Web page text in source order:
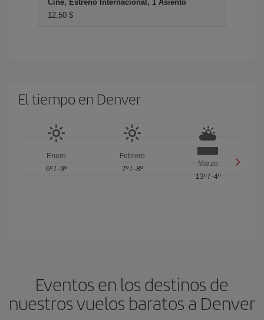
Cine, Estreno Internacional, 1 Asiento
12,50 $
El tiempo en Denver
Enero
6º/ -9º
Febrero
7º/ -8º
Marzo
13º/ -4º
Eventos en los destinos de
nuestros vuelos baratos a Denver